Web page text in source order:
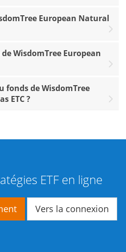
European Natural
WisdomTree European
fonds de WisdomTree
ETC ?
ETF en ligne
Vers la connexion